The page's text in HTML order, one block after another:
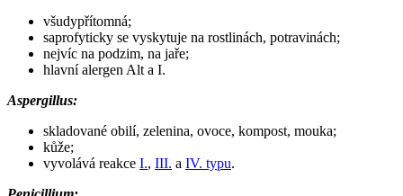
všudypřítomná;
saprofyticky se vyskytuje na rostlinách, potravinách;
nejvíc na podzim, na jaře;
hlavní alergen Alt a I.
Aspergillus:
skladované obilí, zelenina, ovoce, kompost, mouka;
kůže;
vyvolává reakce I., III. a IV. typu.